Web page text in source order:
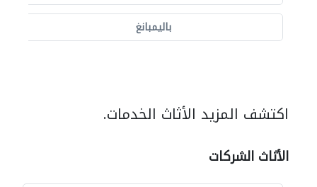
باليمبانغ
اكتشف المزيد الأثاث الخدمات.
الأثاث الشركات